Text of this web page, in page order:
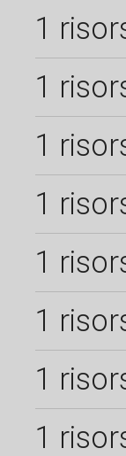
1
1
1
1
1
1
1
1